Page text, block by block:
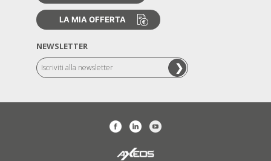
NEWSLETTER
LA MIA OFFERTA